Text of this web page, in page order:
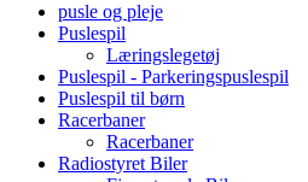
pusle og pleje
Puslespil
Læringslegetøj
Puslespil - Parkeringspuslespil
Puslespil til børn
Racerbaner
Racerbaner
Radiostyret Biler